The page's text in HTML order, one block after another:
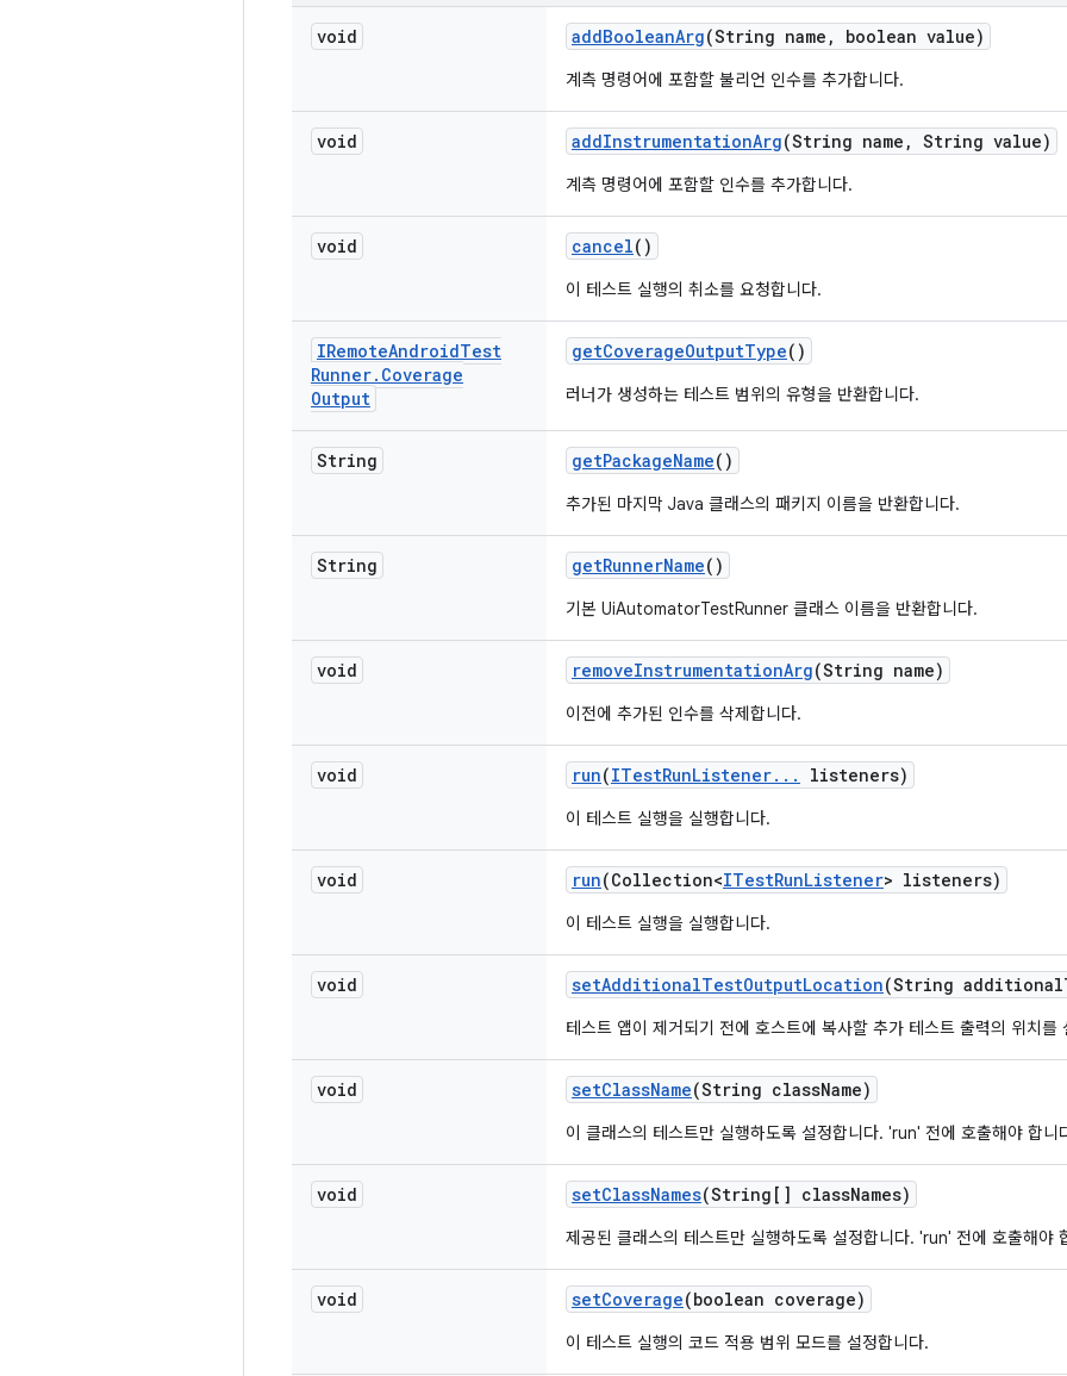
void addBooleanArg(String name , boolean value)
계측 명령어에 포함할 불리언 인수를 추가합니다.
void addInstrumentationArg(String name , String value)
계측 명령어에 포함할 인수를 추가합니다.
void cancel()
이 테스트 실행의 취소를 요청합니다.
IRemoteAndroidTest
Runner. Coverage
Output
getCoverageOutputType()
러너가 생성하는 테스트 범위의 유형을 반환합니다.
String getPackageName()
추가된 마지막 Java 클래스의 패키지 이름을 반환합니다.
String getRunnerName()
기본 UiAutomatorTestRunner 클래스 이름을 반환합니다.
void removeInstrumentationArg(String name)
이전에 추가된 인수를 삭제합니다.
void run(ITestRunListener. . . listeners)
이 테스트 실행을 실행합니다.
void run(Collection<ITestRunListener> listeners)
이 테스트 실행을 실행합니다.
void setAdditionalTestOutputLocation(String additional
테스트 앱이 제거되기 전에 호스트에 복사할 추가 테스트 출력의 위치를
void setClassName(String className)
이 클래스의 테스트만 실행하도록 설정합니다. 'run' 전에 호출해야 합니
void setClassNames(String[] classNames)
제공된 클래스의 테스트만 실행하도록 설정합니다. 'run' 전에 호출해야
void setCoverage(boolean coverage)
이 테스트 실행의 코드 적용 범위 모드를 설정합니다.